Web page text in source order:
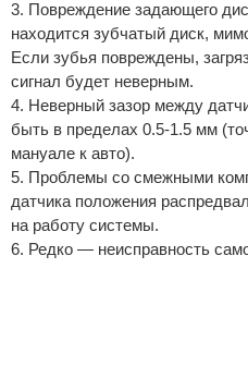
3. Повреждение задающего
находится зубчатый диск,
Если зубья повреждены,
сигнал будет неверным.
4. Неверный зазор между
быть в пределах 0.5-1.5 мм
мануале к авто).
5. Проблемы со смежными
датчика положения
на работу системы.
6. Редко — неисправность